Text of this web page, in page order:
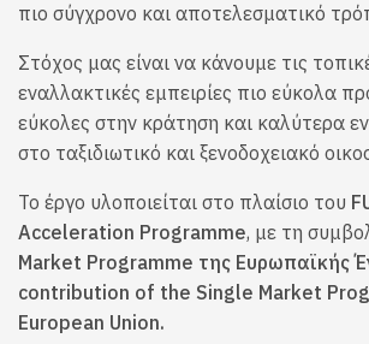
πιο σύγχρονο και αποτελεσματικό
Στόχος μας είναι να κάνουμε τις
εναλλακτικές εμπειρίες πιο εύκολα
εύκολες στην κράτηση και καλύτερα
στο ταξιδιωτικό και ξενοδοχειακό
Το έργο υλοποιείται στο πλαίσιο του
Acceleration Programme, με τη
Market Programme της Ευρωπαϊκής
contribution of the Single Market
European Union.